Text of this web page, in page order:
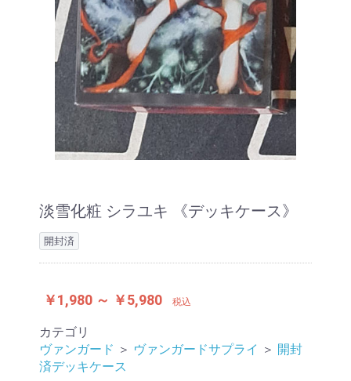
淡雪化粧 シラユキ 《デッキケース》
開封済
￥1,980 ～ ￥5,980 税込
カテゴリ
ヴァンガード ＞ ヴァンガードサプライ ＞ 開封
済デッキケース